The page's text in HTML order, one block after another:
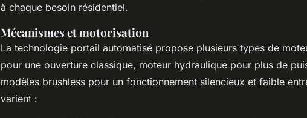
à chaque besoin résidentiel.
Mécanismes et motorisation
La technologie portail automatisé propose plusieurs types de
pour une ouverture classique, moteur hydraulique pour plus de
modèles brushless pour un fonctionnement silencieux et faible
varient :